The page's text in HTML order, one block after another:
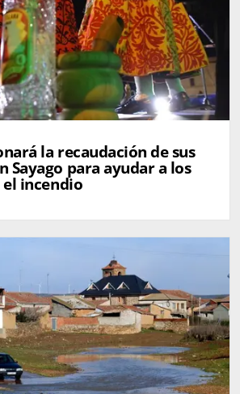
la recaudación de sus
Sayago para ayudar a los
incendio